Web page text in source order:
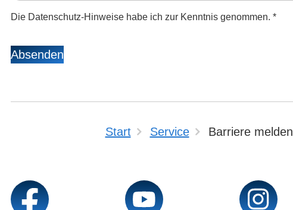
Die Datenschutz-Hinweise habe ich zur Kenntnis genommen. *
Absenden
Start Service Barriere melden